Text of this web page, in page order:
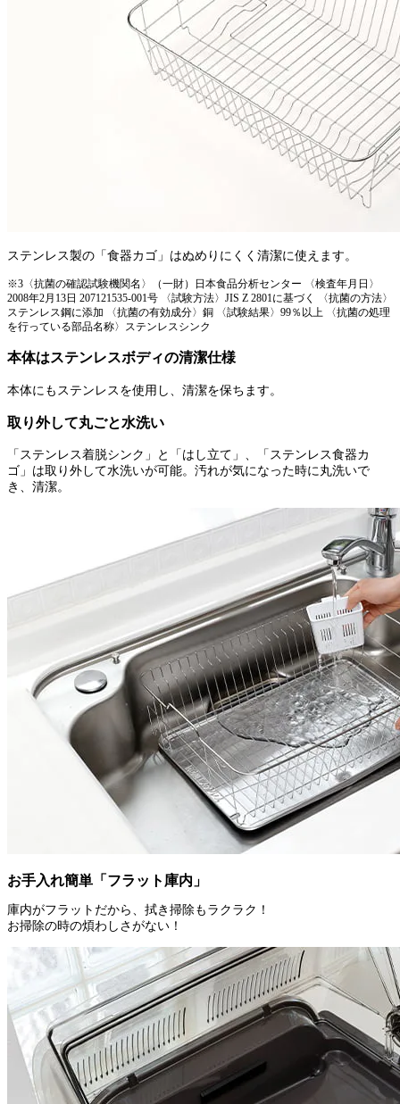
ステンレス製の「食器カゴ」はぬめりにくく清潔に使えます。
※3〈抗菌の確認試験機関名〉（一財）日本食品分析センター 〈検査年月日〉
2008年2月13日 207121535-001号 〈試験方法〉JIS Z 2801に基づく 〈抗菌の方法〉
ステンレス鋼に添加 〈抗菌の有効成分〉銅 〈試験結果〉99％以上 〈抗菌の処理
を行っている部品名称〉ステンレスシンク
本体はステンレスボディの清潔仕様
本体にもステンレスを使用し、清潔を保ちます。
取り外して丸ごと水洗い
「ステンレス着脱シンク」と「はし立て」、「ステンレス食器カ
ゴ」は取り外して水洗いが可能。汚れが気になった時に丸洗いで
き、清潔。
お手入れ簡単「フラット庫内」
庫内がフラットだから、拭き掃除もラクラク！
お掃除の時の煩わしさがない！